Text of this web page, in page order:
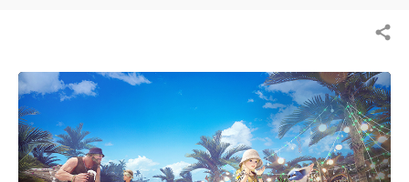
다
운
로
리
전
체
보
기
공유하기